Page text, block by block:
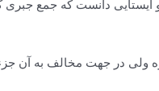
دانست که جمع جبری
ولی در جهت مخالف به آن